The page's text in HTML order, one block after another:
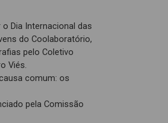
o Dia Internacional das
do Coolaboratório,
pelo Coletivo
Viés.
comum: os
pela Comissão